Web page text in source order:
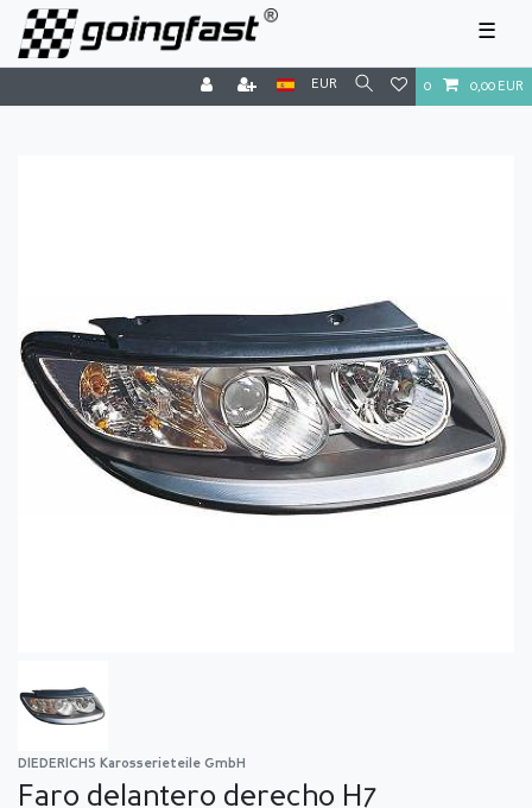
☰
EUR 0 0,00 EUR
DIEDERICHS Karosserieteile GmbH
Faro delantero derecho H7